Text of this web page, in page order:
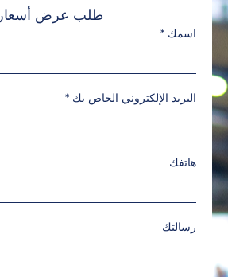
طلب عرض أسعار
اسمك *
البريد الإلكتروني الخاص بك *
هاتفك
رسالتك